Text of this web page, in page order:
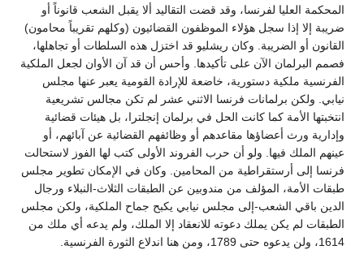
المحكمة العليا لفرنسا، وقد قضت التقاليد ألا يقبل الشعب قانوناً أو
ضريبة إلا إذا سجل هؤلاء الموظفون القضائيون (وكلهم تقريباً محامون)
القانون أو الضريبة. وكان ريشليو قد اختزل هذه السلطات أو تجاهلها،
فصمم البرلمان الآن على تأكيدها. وأحس أن قد آن الأوان لجعل الملكية
الفرنسية ملكية دستورية، خاضعة للإرادة القومية يعبر عنها مجلس
نيابي. ولكن برلمانات فرنسا الاثني عشر لم تكن مجالس تشريعية
انتخبتها الأمة كما كانت الحل في برلمان إنجلترا، بل هيئات قضائية
وإدارية ورث أعضاؤها مقاعدهم أو وظائفهم القضائية عن آبائهم، أو
عينهم الملك فيها. ولو أن حرب الفروند الأولى كتب لها الفوز لاستحالت
فرنسا إلى أرستقراطية من المحامين. وكان في الإمكان تطوير مجلس
طبقات الأمة، المؤلف من مندوبين عن الطبقات الثلاث-النبلاء ورجال
الدين باقي الشعب-إلى مجلس نيابي يكبح جماح الملكية، ولكن مجلس
الطبقات لم يكن يملك دعوته للانعقاد إلا الملك، ولم يدعه أي ملك من
1614، ولن يدعوه حتى 1789، ومن هنا اندلاع الثورة الفرنسية.